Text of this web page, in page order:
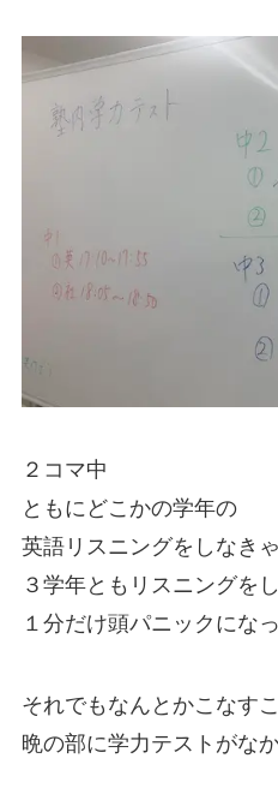
２コマ中
ともにどこかの学年の
英語リスニングをしなき
３学年ともリスニングを
１分だけ頭パニックにな
それでもなんとかこなす
晩の部に学力テストがな